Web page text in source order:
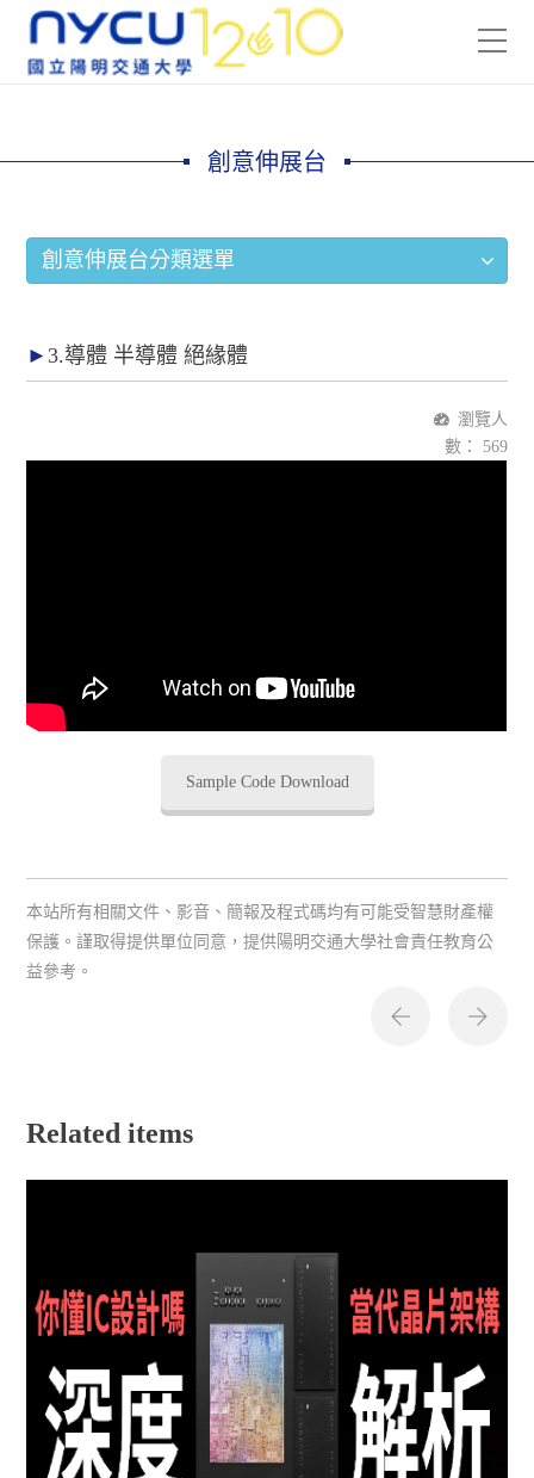
創意伸展台
創意伸展台分類選單
3.導體 半導體 絕緣體
瀏覽人
數： 569
Sample Code Download
本站所有相關文件、影音、簡報及程式碼均有可能受智慧財產權
保護。謹取得提供單位同意，提供陽明交通大學社會責任教育公
益參考。
Related items